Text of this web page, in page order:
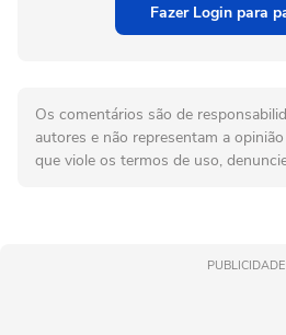
Fazer Login para
Os comentários são de
autores e não representam a
que viole os termos de uso,
PUBLICIDADE